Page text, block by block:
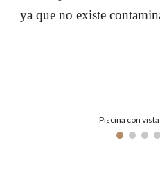
ya que no existe
Piscina con